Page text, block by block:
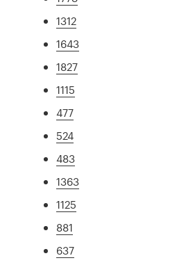
1312
1643
1827
1115
477
524
483
1363
1125
881
637